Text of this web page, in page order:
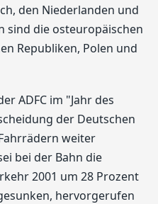
den Niederlanden und
sind die osteuropäischen
Republiken, Polen und
ADFC im "Jahr des
der Deutschen
weiter
bei der Bahn die
2001 um 28 Prozent
hervorgerufen